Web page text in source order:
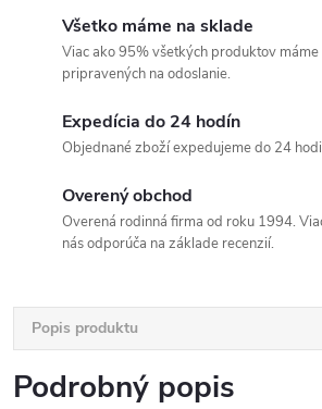
Všetko máme na sklade
Viac ako 95% všetkých produktov
pripravených na odoslanie.
Expedícia do 24 hodín
Objednané zboží expedujeme do 24
Overený obchod
Overená rodinná firma od roku 1994.
nás odporúča na základe recenzií.
Popis produktu
Podrobný popis